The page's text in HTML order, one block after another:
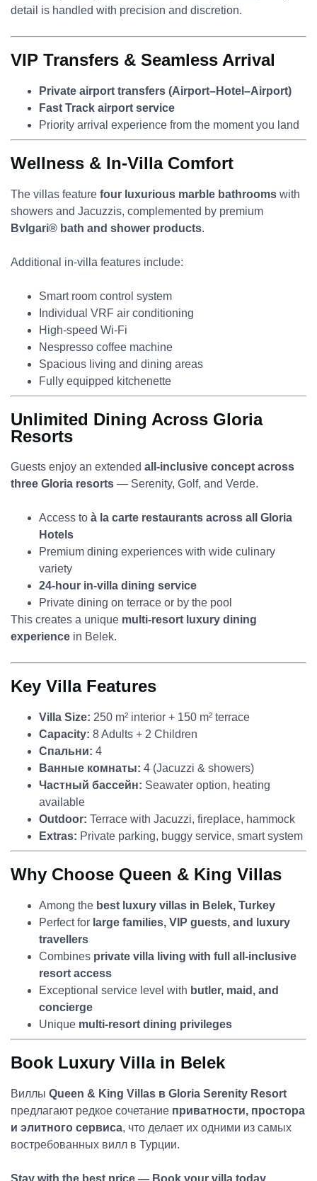
detail is handled with precision and discretion.
VIP Transfers & Seamless Arrival
Private airport transfers (Airport–Hotel–Airport)
Fast Track airport service
Priority arrival experience from the moment you land
Wellness & In-Villa Comfort
The villas feature four luxurious marble bathrooms with
showers and Jacuzzis, complemented by premium
Bvlgari® bath and shower products.
Additional in-villa features include:
Smart room control system
Individual VRF air conditioning
High-speed Wi-Fi
Nespresso coffee machine
Spacious living and dining areas
Fully equipped kitchenette
Unlimited Dining Across Gloria
Resorts
Guests enjoy an extended all-inclusive concept across
three Gloria resorts — Serenity, Golf, and Verde.
Access to à la carte restaurants across all Gloria
Hotels
Premium dining experiences with wide culinary
variety
24-hour in-villa dining service
Private dining on terrace or by the pool
This creates a unique multi-resort luxury dining
experience in Belek.
Key Villa Features
Villa Size: 250 m² interior + 150 m² terrace
Capacity: 8 Adults + 2 Children
Спальни: 4
Ванные комнаты: 4 (Jacuzzi & showers)
Частный бассейн: Seawater option, heating
available
Outdoor: Terrace with Jacuzzi, fireplace, hammock
Extras: Private parking, buggy service, smart system
Why Choose Queen & King Villas
Among the best luxury villas in Belek, Turkey
Perfect for large families, VIP guests, and luxury
travellers
Combines private villa living with full all-inclusive
resort access
Exceptional service level with butler, maid, and
concierge
Unique multi-resort dining privileges
Book Luxury Villa in Belek
Виллы Queen & King Villas в Gloria Serenity Resort
предлагают редкое сочетание приватности, простора
и элитного сервиса, что делает их одними из самых
востребованных вилл в Турции.
Stay with the best price — Book your villa today.